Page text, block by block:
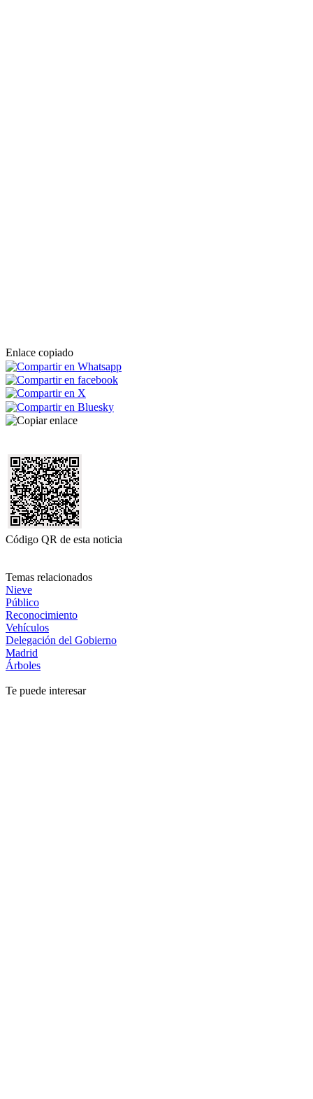
Enlace copiado
Código QR de esta noticia
Temas relacionados
Nieve
Público
Reconocimiento
Vehículos
Delegación del Gobierno
Madrid
Árboles
Te puede interesar